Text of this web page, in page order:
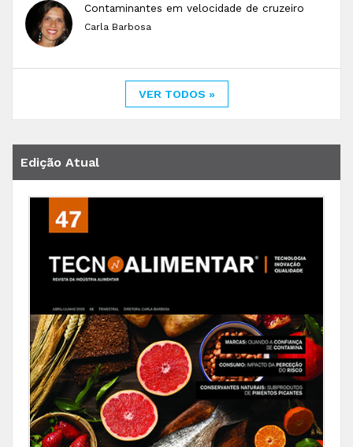
Contaminantes em velocidade de cruzeiro
Carla Barbosa
VER TODOS »
Edição Atual